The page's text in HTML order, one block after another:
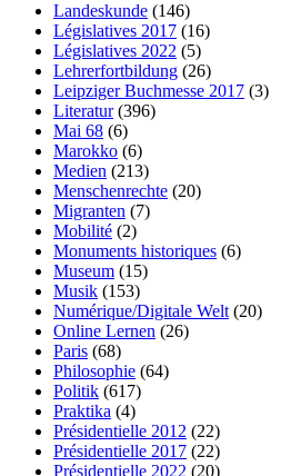
Landeskunde (146)
Législatives 2017 (16)
Législatives 2022 (5)
Lehrerfortbildung (26)
Leipziger Buchmesse 2017 (3)
Literatur(396)
Mai 68 (6)
Marokko (6)
Medien (213)
Menschenrechte (20)
Migranten (7)
Mobilité (2)
Monuments historiques (6)
Museum (15)
Musik (153)
Numérique/Digitale Welt (20)
Online Lernen (26)
Paris (68)
Philosophie (64)
Politik (617)
Praktika (4)
Présidentielle 2012 (22)
Présidentielle 2017 (22)
Présidentielle 2022 (20)